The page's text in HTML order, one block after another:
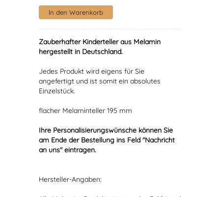
Zauberhafter Kinderteller aus Melamin
hergestellt in Deutschland.
Jedes Produkt wird eigens für Sie
angefertigt und ist somit ein absolutes
Einzelstück.
flacher Melaminteller 195 mm
Ihre Personalisierungswünsche können Sie
am Ende der Bestellung ins Feld "Nachricht
an uns" eintragen.
Hersteller-Angaben: